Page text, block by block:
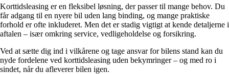
Korttidsleasing er en fleksibel løsning, der passer til mange behov. Du
får adgang til en nyere bil uden lang binding, og mange praktiske
forhold er ofte inkluderet. Men det er stadig vigtigt at kende detaljerne i
aftalen – især omkring service, vedligeholdelse og forsikring.
Ved at sætte dig ind i vilkårene og tage ansvar for bilens stand kan du
nyde fordelene ved korttidsleasing uden bekymringer – og med ro i
sindet, når du afleverer bilen igen.